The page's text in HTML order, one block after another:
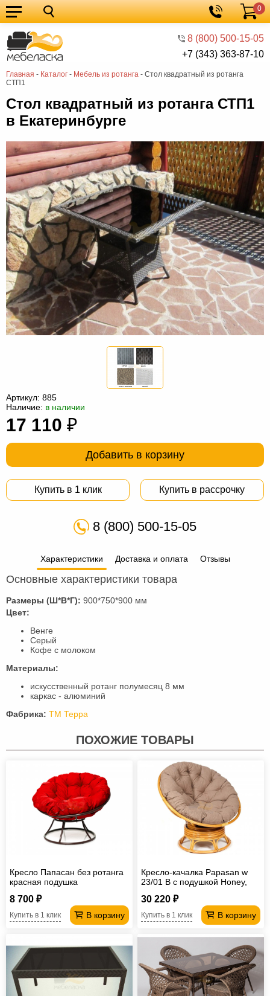
8 (800) 500-15-05
+7 (343) 363-87-10
Корзина
0
Главная - Каталог - Мебель из ротанга - Стол квадратный из ротанга
СТП1
Кухонные
гарнитуры
Мебель
для
кухни
Мебель
для
спальни
Кровати
Шкафы
Диваны
Мягкая
мебель
Детская
мебель
Мебель
в
гостиную
Мебель
для
прихожей
Столы
Комоды
Офисная
мебель
Столы
под
компьютер
Мебель
для
Мебель
мешки
Мебель
из
ротанга
Садовая
мебель
Косметологическое
оборудование
Стол квадратный из ротанга СТП1
в Екатеринбурге
Артикул: 885
Наличие: в наличии
17 110 ₽
Добавить в корзину
Купить в 1 клик Купить в рассрочку
8 (800) 500-15-05
Характеристики Доставка и оплата Отзывы
Основные характеристики товара
Размеры (Ш*В*Г): 900*750*900 мм
Цвет:
Венге
Серый
Кофе с молоком
Материалы:
искусственный ротанг полумесяц 8 мм
каркас - алюминий
Фабрика: ТМ Терра
ПОХОЖИЕ ТОВАРЫ
Кресло Папасан без ротанга
красная подушка
8 700 ₽
В корзину
Купить в 1 клик
Кресло-качалка Papasan w
23/01 B с подушкой Honey,
30 220 ₽
В корзину
Купить в 1 клик